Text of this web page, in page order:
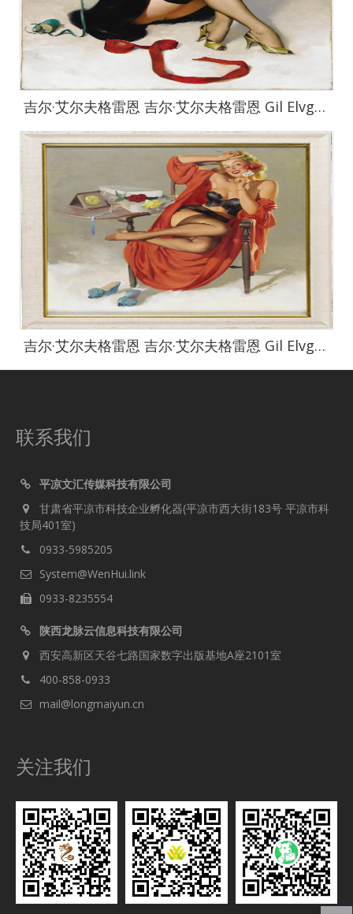
吉尔·艾尔夫格雷恩 吉尔·艾尔夫格雷恩 Gil Elvgren 作品集-32
吉尔·艾尔夫格雷恩 吉尔·艾尔夫格雷恩 Gil Elvgren 作品集-33
联系我们
平凉文汇传媒科技有限公司
甘肃省平凉市科技企业孵化器(平凉市西大街183号 平凉市科
技局401室)
0933-5985205
System@WenHui.link
0933-8235554
陕西龙脉云信息科技有限公司
西安高新区天谷七路国家数字出版基地A座2101室
400-858-0933
mail@longmaiyun.cn
关注我们